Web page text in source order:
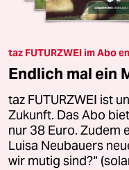
taz FUTURZWEI im Abo
Endlich mal ein
taz FUTURZWEI ist
Zukunft. Das Abo
nur 38 Euro. Zudem
Luisa Neubauers
wir mutig sind?“